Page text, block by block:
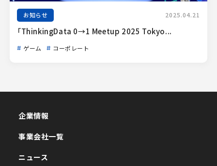
お知らせ 2025.04.21
「ThinkingData 0→1 Meetup 2025 Tokyo...
ゲーム コーポレート
企業情報
事業会社一覧
ニュース